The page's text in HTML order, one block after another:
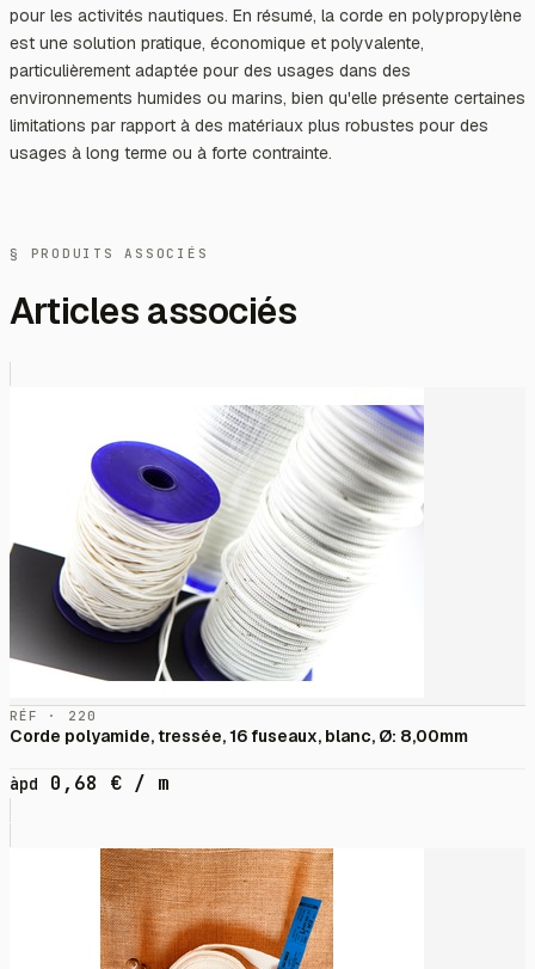
pour les activités nautiques. En résumé, la corde en polypropylène
est une solution pratique, économique et polyvalente,
particulièrement adaptée pour des usages dans des
environnements humides ou marins, bien qu'elle présente certaines
limitations par rapport à des matériaux plus robustes pour des
usages à long terme ou à forte contrainte.
§ PRODUITS ASSOCIÉS
Articles associés
RÉF · 220
Corde polyamide, tressée, 16 fuseaux, blanc, Ø: 8,00mm
àpd 0,68 € / m